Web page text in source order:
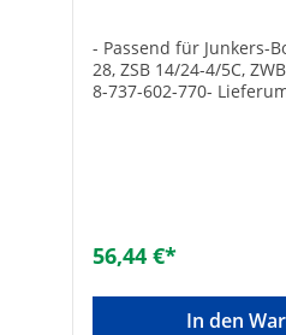
- Passend für Junkers-
28, ZSB 14/24-4/5C,
8-737-602-770-
56,44 €*
In den